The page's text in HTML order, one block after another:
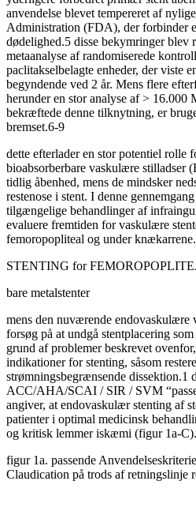
anvendelse blevet tempereret af
Administration (FDA), der forbinder
dødelighed.5 disse bekymringer blev
metaanalyse af randomiserede
paclitakselbelagte enheder, der viste
begyndende ved 2 år. Mens flere
herunder en stor analyse af > 16.000
bekræftede denne tilknytning, er
bremset.6-9
dette efterlader en stor potentiel rolle
bioabsorberbare vaskulære stilladser
tidlig åbenhed, mens de mindsker
restenose i stent. I denne
tilgængelige behandlinger af
evaluere fremtiden for vaskulære
femoropopliteal og under knækarrene.
STENTING for
bare metalstenter
mens den nuværende endovaskulære
forsøg på at undgå stentplacering
grund af problemer beskrevet
indikationer for stenting, såsom
strømningsbegrænsende dissektion.1
ACC/AHA/SCAI / SIR / SVM
angiver, at endovaskulær stenting af
patienter i optimal medicinsk
og kritisk lemmer iskæmi (figur 1a-
figur 1a. passende
Claudication på trods af retningslinje